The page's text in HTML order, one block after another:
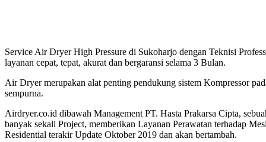
Service Air Dryer High Pressure di Sukoharjo dengan Teknisi
layanan cepat, tepat, akurat dan bergaransi selama 3 Bulan.
Air Dryer merupakan alat penting pendukung sistem Kompressor
sempurna.
Airdryer.co.id dibawah Management PT. Hasta Prakarsa Cipta,
banyak sekali Project, memberikan Layanan Perawatan terhadap
Residential terakir Update Oktober 2019 dan akan bertambah.